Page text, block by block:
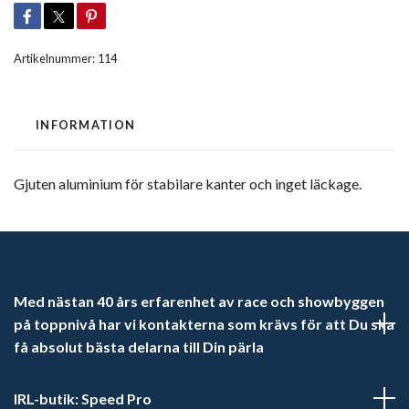
Artikelnummer: 114
INFORMATION
Gjuten aluminium för stabilare kanter och inget läckage.
Med nästan 40 års erfarenhet av race och showbyggen
på toppnivå har vi kontakterna som krävs för att Du ska
få absolut bästa delarna till Din pärla
IRL-butik: Speed Pro